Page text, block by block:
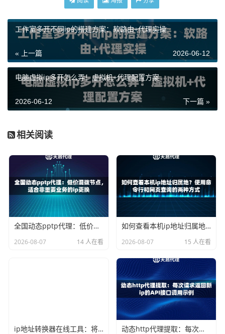
量，从而保证业务操作的连续性和成功率。这正是许多对IP
如何通过代理IP服务实现？
对于绝大多数个人开发者或企业而言，自行搭建和维护一个
覆盖全国、稳定可靠的真实家庭IP网络是极其困难且成本高
昂的。这时，选择一个专业的代理IP服务商就成了最实际、
最高效的途径。专业的服务商会投入大量资源，通过合规渠
成易于调用的代理IP服务。用户无需关心背后的技术细节和
到这些高质量的IP，并集成到自己的软件或脚本中。
天启代理：专注于提供优质代理IP服务
在众多服务商中，天启代理专注于提供企业级的高质量代理I
P服务。其核心优势在于掌握了
一手、纯净的IP资源。他们
通过运营商正规授权，在全国
超过200个城市
建立了自有机
房和节点，构建了一个纯净、稳定的代理网络。这意味着他
们提供的IP资源质量有保障，并非转售多次的“二手”资源，
从而在源头上保证了IP的可用率和稳定性。
天启代理的服务在设计上充分考虑了易用性和稳定性：
：支持HTTP、HTTPS和SOCKS5三种主流协
工作室多开不同ip的搭建方案：软路由+代理实操
« 上一篇 2026-06-12
电脑虚拟ip多开怎么弄！虚拟机+代理配置方案
下一篇 »
2026-06-12
相关阅读
全国动态pptp代理：低价混拨节点，适合非重要业务的ip更换
2026-08-07 14 人在看
如何查看本机ip地址归属地？使用命令行和网页查询的两种方式
2026-08-07 15 人在看
ip地址转换器在线工具：将域名转换为ip或ip查询详细地址 动态http代理提取：每次请求返回新ip的API接口调用示例